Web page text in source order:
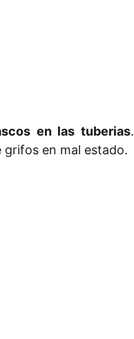
en las tuberias.
en mal estado.